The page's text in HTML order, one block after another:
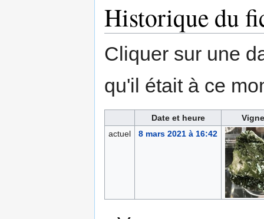
Historique du
Cliquer sur une
qu'il était à ce
Date et heure
actuel
8 mars 2021 à 16:42